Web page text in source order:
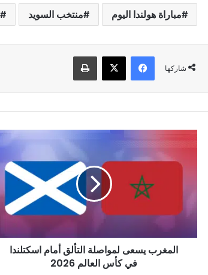
مباراة هولندا اليوم منتخب السويد
شاركها
فيسبوك ‫X طباعة
يسعى
لمواصلة
في
العالم
المغرب يسعى لمواصلة التألق أمام اسكتلندا
في كأس العالم 2026